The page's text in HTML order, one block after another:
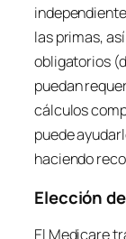
las primas,
obligatorios
puedan
cálculos
puede
haciendo
Elección
El Medicare